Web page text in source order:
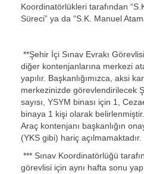
Koordinatörlükleri tarafından
Süreci” ya da “S.K. Manuel
**Şehir İçi Sınav Evrakı
diğer kontenjanlarına merkezi
yapılır. Başkanlığımızca, aksi
merkezinizde görevlendirilecek
sayısı, YSYM binası için 1,
binaya 1 kişi olarak
Araç kontenjanı başkanlığın
(YKS gibi) hariç açılmamaktadır.
*** Sınav Koordinatörlüğü
görevlisi için aynı hafta sonu